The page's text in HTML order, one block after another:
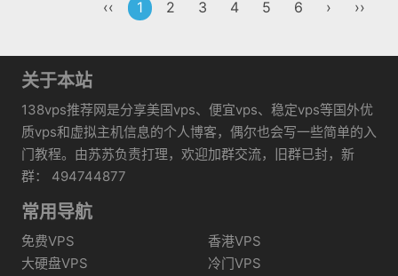
‹‹ 1 2 3 4 5 6 › ››
关于本站
138vps推荐网是分享美国vps、便宜vps、稳定vps等国外优
质vps和虚拟主机信息的个人博客，偶尔也会写一些简单的入
门教程。由苏苏负责打理，欢迎加群交流，旧群已封，新
群： 494744877
常用导航
免费VPS
香港VPS
大硬盘VPS
冷门VPS